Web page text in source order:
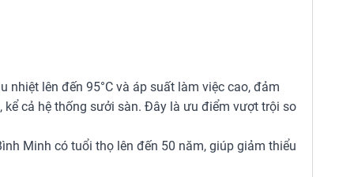
nhiệt lên đến 95°C và áp suất làm việc cao, đảm
cả hệ thống sưởi sàn. Đây là ưu điểm vượt trội so
Minh có tuổi thọ lên đến 50 năm, giúp giảm thiểu